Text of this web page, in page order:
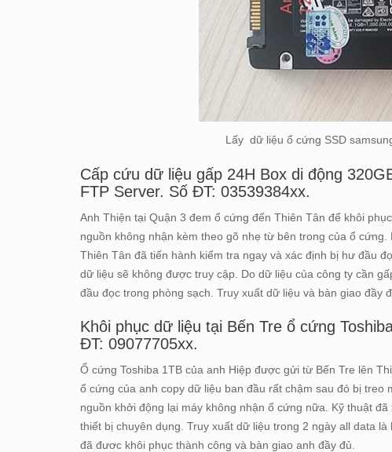
Lấy dữ liệu ổ cứng SSD
Cấp cứu dữ liệu gấp 24H Box di động
FTP Server. Số ĐT: 03539384xx.
Anh Thiện tại Quận 3 đem ổ cứng đến Thiên Tân để khôi
nguồn không nhận kèm theo gõ nhẹ từ bên trong của ổ
Thiên Tân đã tiến hành kiểm tra ngay và xác định bị hư đầu
dữ liệu sẽ không được truy cập. Do dữ liệu của công ty cần
đầu đọc trong phòng sạch. Truy xuất dữ liệu và bàn giao đầy
Khôi phục dữ liệu tại Bến Tre ổ cứng
ĐT: 09077705xx.
Ổ cứng Toshiba 1TB của anh Hiệp được gửi từ Bến Tre lên
ổ cứng của anh copy dữ liệu ban đầu rất chậm sau đó bị
nguồn khởi động lại máy không nhận ổ cứng nữa. Kỹ thuật
thiết bị chuyên dụng. Truy xuất dữ liệu trong 2 ngày all data
đã đươc khôi phục thành công và bàn giao anh đầy đủ.